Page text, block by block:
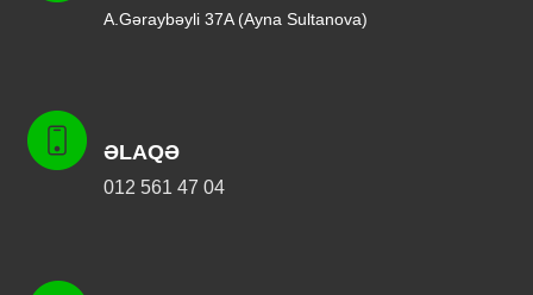
A.Gəraybəyli 37A (Ayna Sultanova)
ƏLAQƏ
012 561 47 04